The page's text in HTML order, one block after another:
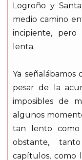
Logroño y
medio camino
incipiente, pero
lenta.
Ya
pesar de la
imposibles de
algunos
tan lento
obstante,
capítulos, como